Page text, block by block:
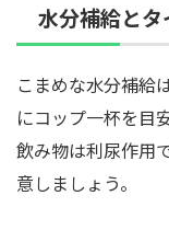
水分補給と
こまめな水分補給
にコップ一杯を目
飲み物は利尿作用
意しましょう。